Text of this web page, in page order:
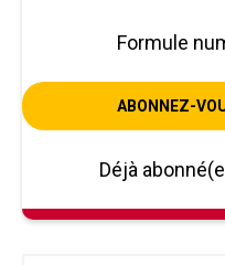
Formule
ABONNEZ-
Déjà